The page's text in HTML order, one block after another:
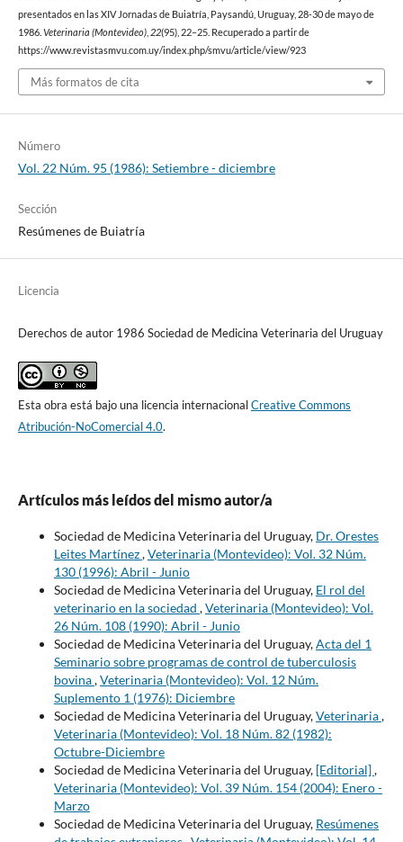
presentados en las XIV Jornadas de Buiatría, Paysandú, Uruguay, 28-30 de mayo de
1986. Veterinaria (Montevideo), 22(95), 22–25. Recuperado a partir de
https://www.revistasmvu.com.uy/index.php/smvu/article/view/923
Más formatos de cita
Número
Vol. 22 Núm. 95 (1986): Setiembre - diciembre
Sección
Resúmenes de Buiatría
Licencia
Derechos de autor 1986 Sociedad de Medicina Veterinaria del Uruguay
Esta obra está bajo una licencia internacionalCreative Commons
Atribución-NoComercial 4.0.
Artículos más leídos del mismo autor/a
Sociedad de Medicina Veterinaria del Uruguay, Dr. Orestes
Leites Martínez,Veterinaria (Montevideo): Vol. 32 Núm.
130 (1996): Abril - Junio
Sociedad de Medicina Veterinaria del Uruguay, El rol del
veterinario en la sociedad ,Veterinaria (Montevideo): Vol.
26 Núm. 108 (1990): Abril - Junio
Sociedad de Medicina Veterinaria del Uruguay,Acta del 1
Seminario sobre programas de control de tuberculosis
bovina,Veterinaria (Montevideo): Vol. 12 Núm.
Suplemento 1 (1976): Diciembre
Sociedad de Medicina Veterinaria del Uruguay,Veterinaria,
Veterinaria (Montevideo): Vol. 18 Núm. 82 (1982):
Octubre-Diciembre
Sociedad de Medicina Veterinaria del Uruguay, [Editorial],
Veterinaria (Montevideo): Vol. 39 Núm. 154 (2004): Enero -
Marzo
Sociedad de Medicina Veterinaria del Uruguay, Resúmenes